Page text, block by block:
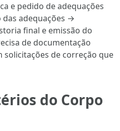
e pedido de adequações
adequações →
final e emissão do
de documentação
solicitações de correção que
do Corpo